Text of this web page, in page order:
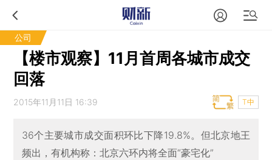
公司
【楼市观察】11月首周各城市成交
回落
2015年11月11日 16:39 T中
36个主要城市成交面积环比下降19.8%。但北京地王
频出，有机构称：北京六环内将全面“豪宅化”